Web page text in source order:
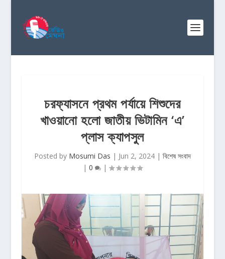
চরফ্যাসনে প্রথম পর্যায়ে শিশুদের
খাওয়ানো হলো জাতীয় ভিটামিন ‘এ’
প্লাস ক্যাপসুল
Posted by Mosumi Das | Jun 2, 2024| বিশেষ সংবাদ
| 0 |